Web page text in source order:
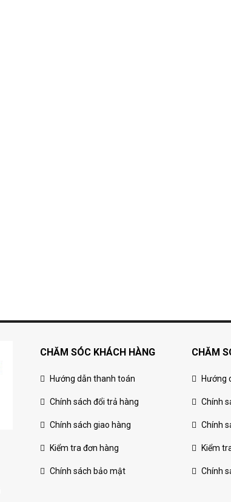
CHĂM SÓC KHÁCH HÀNG
Hướng dẫn thanh toán
Chính sách đổi trả hàng
Chính sách giao hàng
Kiểm tra đơn hàng
Chính sách bảo mật
CHĂM
Hướng
Chính
Chính
Kiểm
Chính